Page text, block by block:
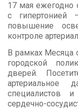
17 мая ежегодно
с гипертонией
повышение
контроле
В рамках Месяца
городской
дверей.
артериальное
специалистов
сердечно-